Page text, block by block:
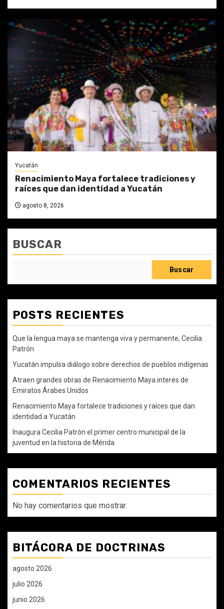
Yucatán
Renacimiento Maya fortalece tradiciones y
raíces que dan identidad a Yucatán
agosto 8, 2026
BUSCAR
Buscar
POSTS RECIENTES
Que la lengua maya se mantenga viva y permanente; Cecilia
Patrón
Yucatán impulsa diálogo sobre derechos de pueblos indígenas
Atraen grandes obras de Renacimiento Maya interés de
Emiratos Árabes Unidos
Renacimiento Maya fortalece tradiciones y raíces que dan
identidad a Yucatán
Inaugura Cecilia Patrón el primer centro municipal de la
juventud en la historia de Mérida
COMENTARIOS RECIENTES
No hay comentarios que mostrar.
BITÁCORA DE DOCTRINAS
agosto 2026
julio 2026
junio 2026